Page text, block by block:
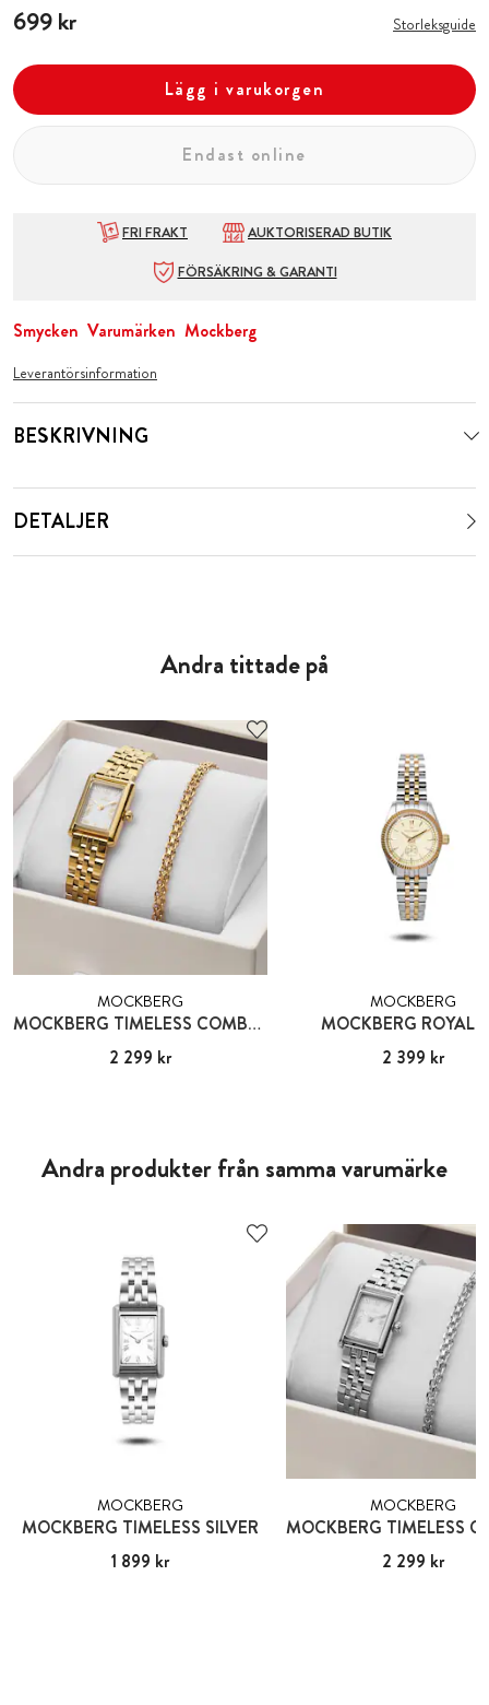
Pris:699 kr
699 kr Storleksguide
Lägg i varukorgen
Endast online
FRI FRAKT
AUKTORISERAD BUTIK
FÖRSÄKRING & GARANTI
Smycken Varumärken Mockberg
Leverantörsinformation
BESKRIVNING
DETALJER
Andra tittade på
MOCKBERG
MOCKBERG TIMELESS COMBO GOLD
Pris :2 299 kr
2 299 kr
MOCKBERG
MOCKBERG ROYAL
Pris :2 399 kr
2 399 kr
Andra produkter från samma varumärke
MOCKBERG
MOCKBERG TIMELESS SILVER
Pris :1 899 kr
1 899 kr
MOCKBERG
Pris :2 299 kr
2 299 kr